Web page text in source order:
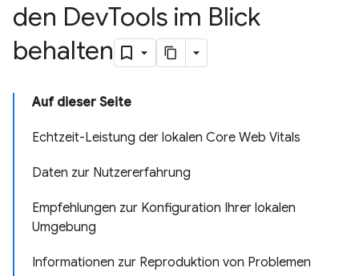
den DevTools im Blick
behalten
Auf dieser Seite
Echtzeit-Leistung der lokalen Core Web Vitals
Daten zur Nutzererfahrung
Empfehlungen zur Konfiguration Ihrer lokalen
Umgebung
Informationen zur Reproduktion von Problemen